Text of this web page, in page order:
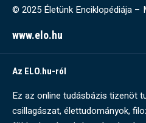
© 2025 Életünk Enciklopédiája –
www.elo.hu
Az ELO.hu-ról
Ez az online tudásbázis tizenöt
csillagászat, élettudományok,